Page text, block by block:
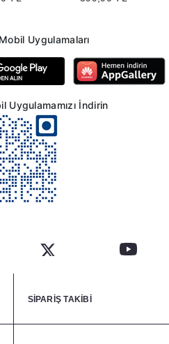
Uygulamaları
Uygulamamızı İndirin
SİPARİŞ TAKİBİ